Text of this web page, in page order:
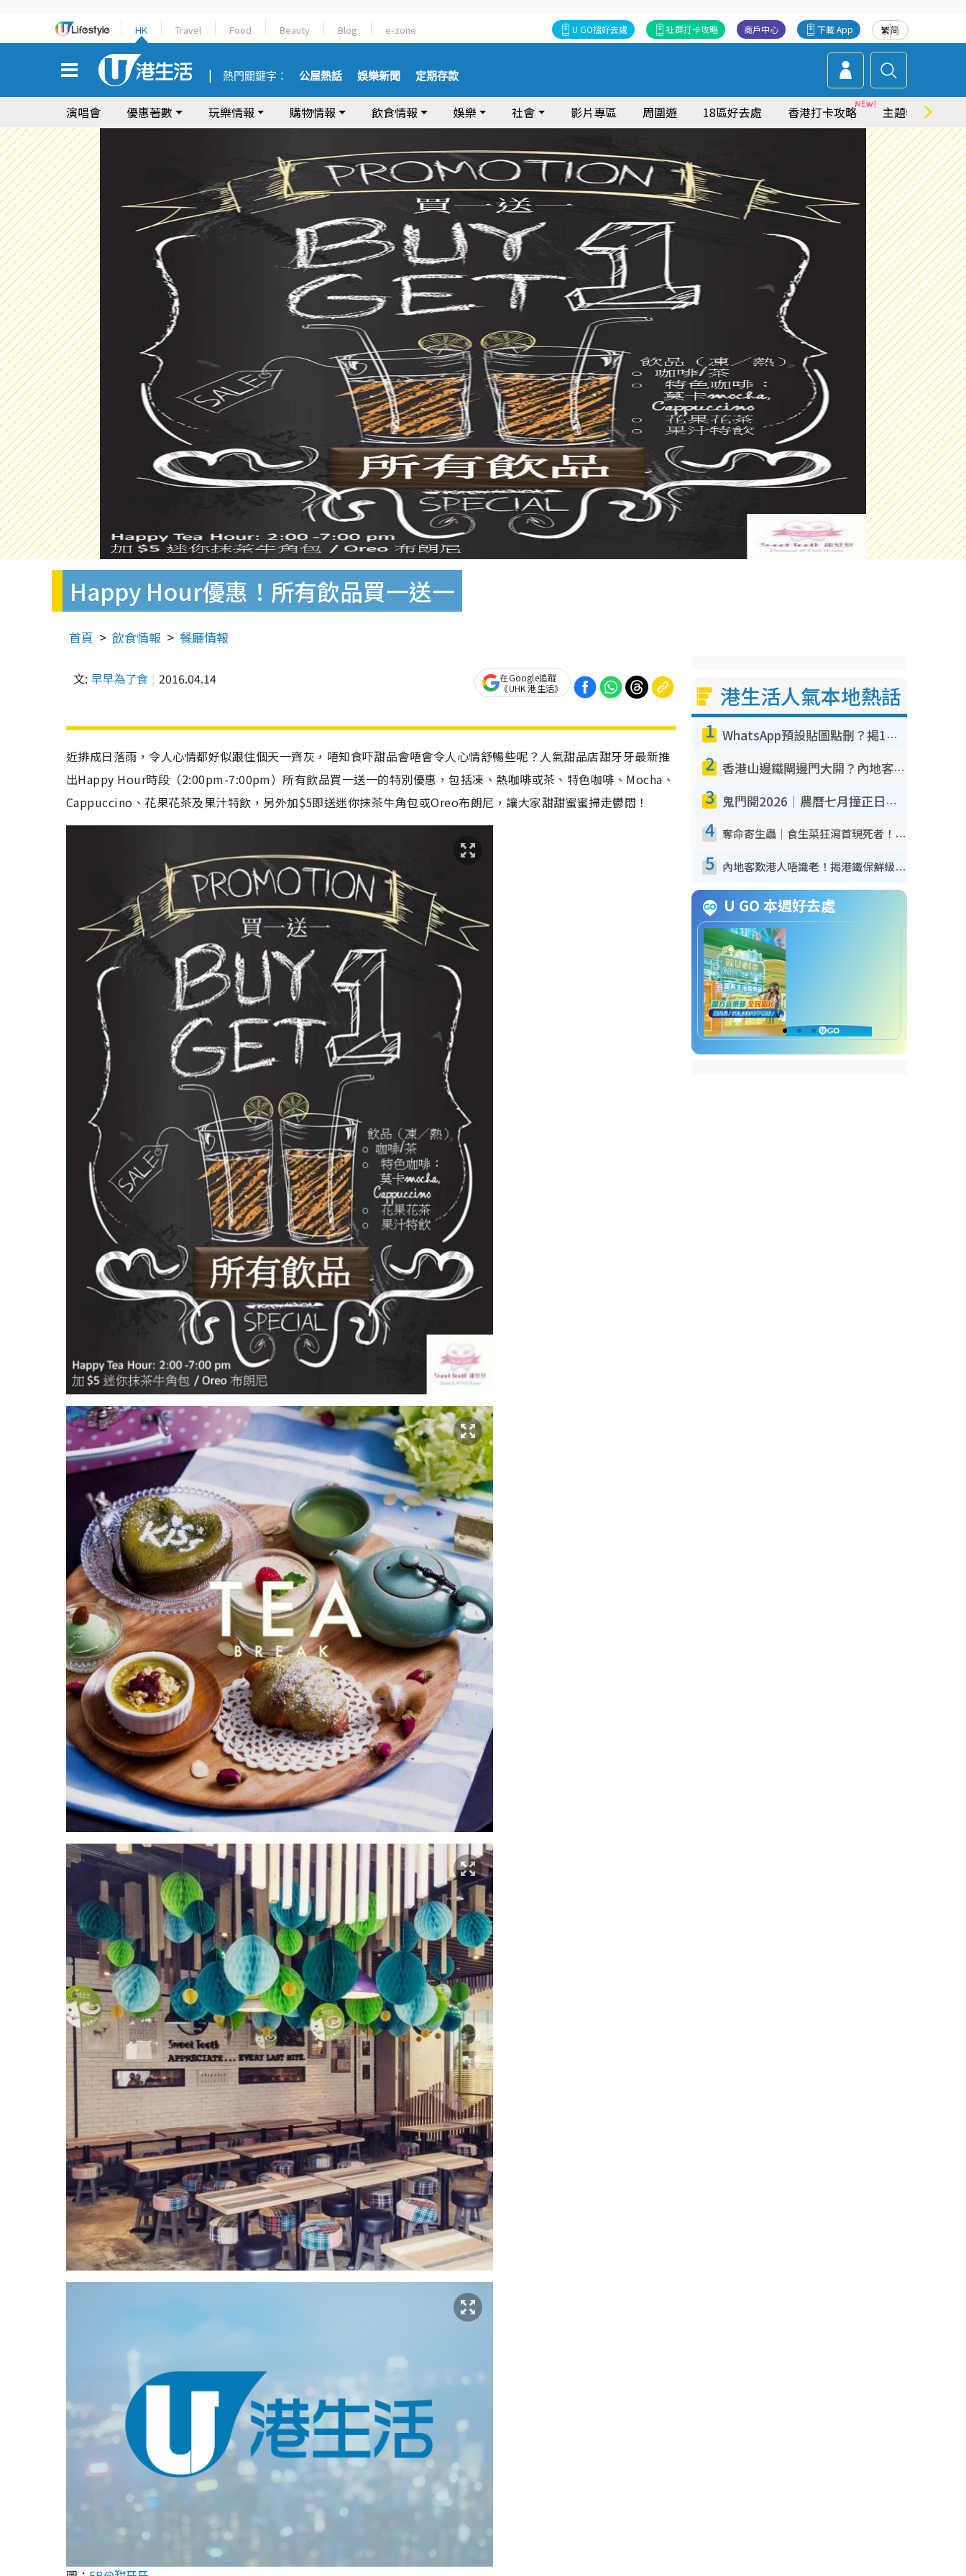
HK Travel Food Beauty Blog e-zone 繁简
下載 App
商戶中心
社群打卡攻略
U GO搵好去處
熱門關鍵字： 公屋熱話 娛樂新聞 定期存款
演唱會 優惠著數 玩樂情報 購物情報 飲食情報 娛樂 社會 影片專區 周圍遊 18區好去處 香港打卡攻略 主題特集
Happy Hour優惠！所有飲品買一送一
首頁 飲食情報 餐廳情報
文: 早早為了食 2016.04.14
在Google追蹤
《UHK 港生活》
近排成日落雨，令人心情都好似跟住個天一齊灰，唔知食吓甜品會唔會令人心情舒暢些呢？人氣甜品店甜牙牙最新推
出Happy Hour時段（2:00pm-7:00pm）所有飲品買一送一的特別優惠，包括凍、熱咖啡或茶、特色咖啡、Mocha、
Cappuccino、花果花茶及果汁特飲，另外加$5即送迷你抹茶牛角包或Oreo布朗尼，讓大家甜甜蜜蜜掃走鬱悶！
港生活人氣本地熱話
1 WhatsApp預設貼圖點刪？揭1招「反向操作」還原簡潔介面 附3步實測教學
2 香港山邊鐵閘邊門大開？內地客困惑意義何在！網民神回覆：呢種叫法理性防禦
3 鬼門開2026｜農曆七月撞正日全食特別邪？專家警告切忌做一事！揭4大禁忌+2招保平安
4 奪命寄生蟲｜食生菜狂瀉首現死者！疫潮惡化錄1.8萬宗病例 揭洗菜3大謬誤
5 內地客歎港人唔識老！揭港鐵保鮮級冷氣 港人求放過：咪投訴
U GO 本週好去處